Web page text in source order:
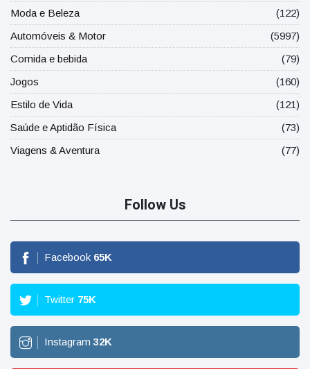
Moda e Beleza
(122)
Automóveis & Motor
(5997)
Comida e bebida
(79)
Jogos
(160)
Estilo de Vida
(121)
Saúde e Aptidão Física
(73)
Viagens & Aventura
(77)
Follow Us
Facebook 65K
Twitter 75K
Instagram 32K